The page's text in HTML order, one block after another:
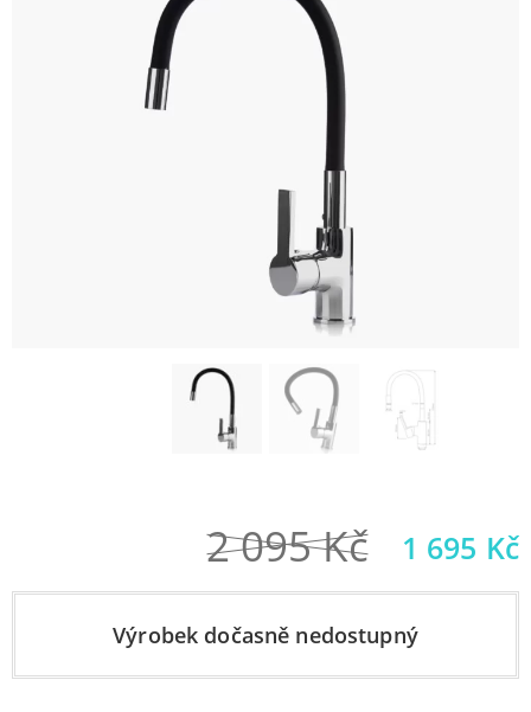
2 095Kč
Původní
cena
byla:
2
1 695 Kč
Výrobek dočasně nedostupný